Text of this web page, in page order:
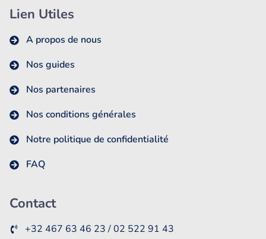
Lien Utiles
A propos de nous
Nos guides
Nos partenaires
Nos conditions générales
Notre politique de confidentialité
FAQ
Contact
+32 467 63 46 23 / 02 522 91 43